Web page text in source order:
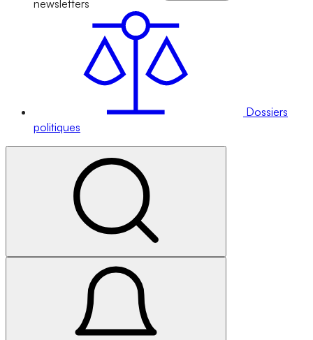
newsletters
Dossiers
politiques